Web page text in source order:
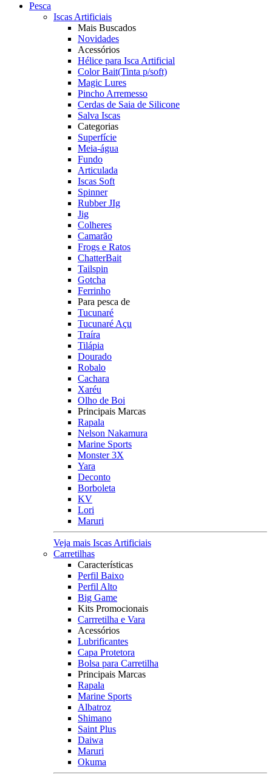
Pesca
Iscas Artificiais
Mais Buscados
Novidades
Acessórios
Hélice para Isca Artificial
Color Bait(Tinta p/soft)
Magic Lures
Pincho Arremesso
Cerdas de Saia de Silicone
Salva Iscas
Categorias
Superfície
Meia-água
Fundo
Articulada
Iscas Soft
Spinner
Rubber JIg
Jig
Colheres
Camarão
Frogs e Ratos
ChatterBait
Tailspin
Gotcha
Ferrinho
Para pesca de
Tucunaré
Tucunaré Açu
Traíra
Tilápia
Dourado
Robalo
Cachara
Xaréu
Olho de Boi
Principais Marcas
Rapala
Nelson Nakamura
Marine Sports
Monster 3X
Yara
Deconto
Borboleta
KV
Lori
Maruri
Veja mais Iscas Artificiais
Carretilhas
Características
Perfil Baixo
Perfil Alto
Big Game
Kits Promocionais
Carrretilha e Vara
Acessórios
Lubrificantes
Capa Protetora
Bolsa para Carretilha
Principais Marcas
Rapala
Marine Sports
Albatroz
Shimano
Saint Plus
Daiwa
Maruri
Okuma